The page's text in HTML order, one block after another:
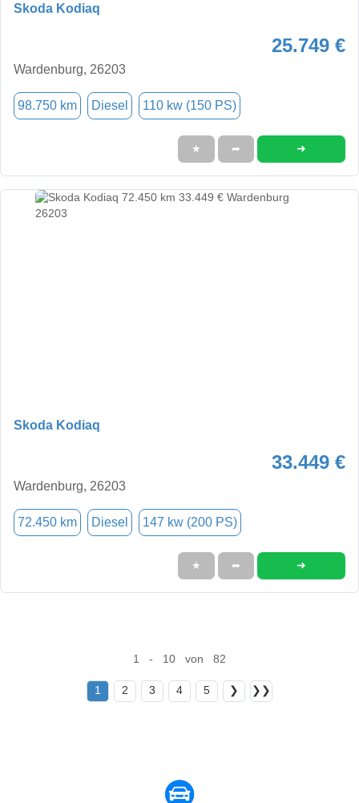
Skoda Kodiaq
25.749 €
Wardenburg, 26203
98.750 km Diesel 110 kw (150 PS)
★ ➦ ➜
Skoda Kodiaq
33.449 €
Wardenburg, 26203
72.450 km Diesel 147 kw (200 PS)
★ ➦ ➜
1 - 10 von 82
1 2 3 4 5 ❯ ❯❯